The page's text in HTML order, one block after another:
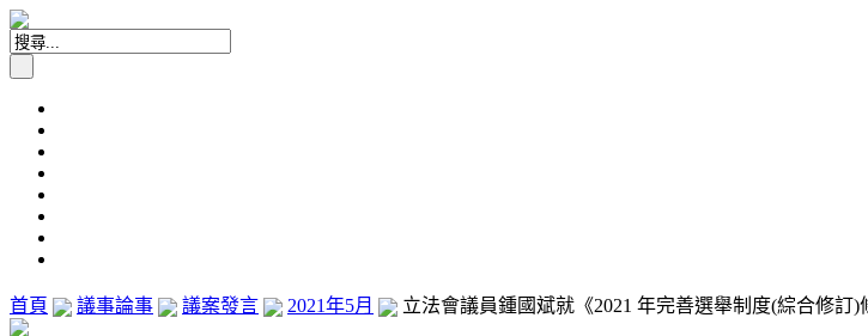
首頁 議事論事 議案發言 2021年5月 立法會議員鍾國斌就《2021 年完善選舉制度(綜合修訂